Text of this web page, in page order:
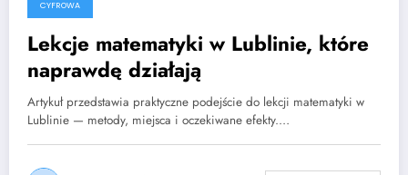
CYFROWA
Lekcje matematyki w Lublinie, które
naprawdę działają
Artykuł przedstawia praktyczne podejście do lekcji matematyki w
Lublinie — metody, miejsca i oczekiwane efekty.…